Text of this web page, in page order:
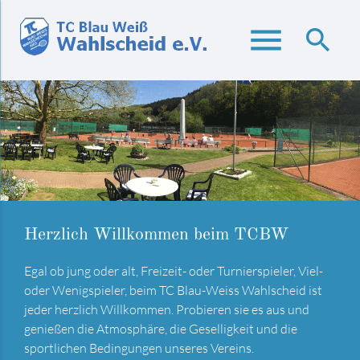
menu search
Suchbegriffe SUCHEN
Herzlich Willkommen beim TCBW
Egal ob jung oder alt, Freizeit- oder Turnierspieler, Viel-
oder Wenigspieler, beim TC Blau-Weiss Wahlscheid ist
jeder herzlich Willkommen. Probieren sie es aus und
genießen die Atmosphäre, die Geselligkeit und die
sportlichen Bedingungen unseres Vereins.
Flutlicht können wir auch
und probiert aus wie es sich unter 3200 Watt LED-
Terrasse
eingetroffen und wartet darauf von euch eingeweiht zu
bärenstarke und blitzschnelle Arbeit geleistet.